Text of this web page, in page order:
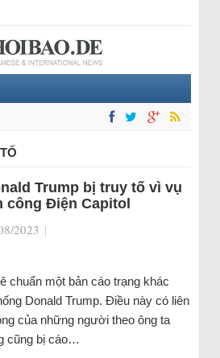
Trump bị truy tố vì vụ
công Điện Capitol
2023 |
chuẩn một bản cáo trạng khác
Donald Trump. Điều này có liên
của những người theo ông ta
cũng bị cáo…